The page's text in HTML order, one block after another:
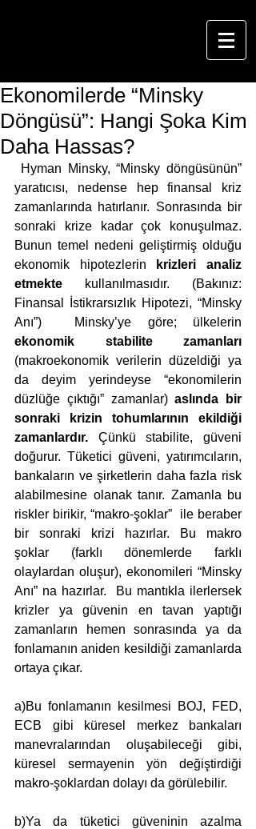
Ekonomilerde “Minsky
Döngüsü”: Hangi Şoka Kim
Daha Hassas?
yaratıcısı, nedense hep finansal kriz
zamanlarında hatırlanır. Sonrasında bir
sonraki krize kadar çok konuşulmaz.
Bunun temel nedeni geliştirmiş olduğu
ekonomik hipotezlerin krizleri analiz
etmekte kullanılmasıdır. (Bakınız:
Finansal İstikrarsızlık Hipotezi, “Minsky
ekonomik stabilite zamanları
(makroekonomik verilerin düzeldiği ya
da deyim yerindeyse “ekonomilerin
düzlüğe çıktığı” zamanlar) aslında bir
sonraki krizin tohumlarının ekildiği
zamanlardır. Çünkü stabilite, güveni
doğurur. Tüketici güveni, yatırımcıların,
bankaların ve şirketlerin daha fazla risk
alabilmesine olanak tanır. Zamanla bu
riskler birikir, “makro-şoklar”  ile beraber
bir sonraki krizi hazırlar. Bu makro
şoklar (farklı dönemlerde farklı
olaylardan oluşur), ekonomileri “Minsky
Anı” na hazırlar.  Bu mantıkla ilerlersek
krizler ya güvenin en tavan yaptığı
zamanların hemen sonrasında ya da
fonlamanın aniden kesildiği zamanlarda
ortaya çıkar.
a)Bu fonlamanın kesilmesi BOJ, FED,
ECB gibi küresel merkez bankaları
manevralarından oluşabileceği gibi,
küresel sermayenin yön değiştirdiği
makro-şoklardan dolayı da görülebilir.
b)Ya da tüketici güveninin azalma